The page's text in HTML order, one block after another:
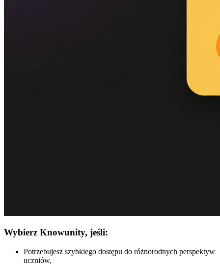
Wybierz Knowunity, jeśli:
Potrzebujesz szybkiego dostępu do różnorodnych perspektyw
uczniów,